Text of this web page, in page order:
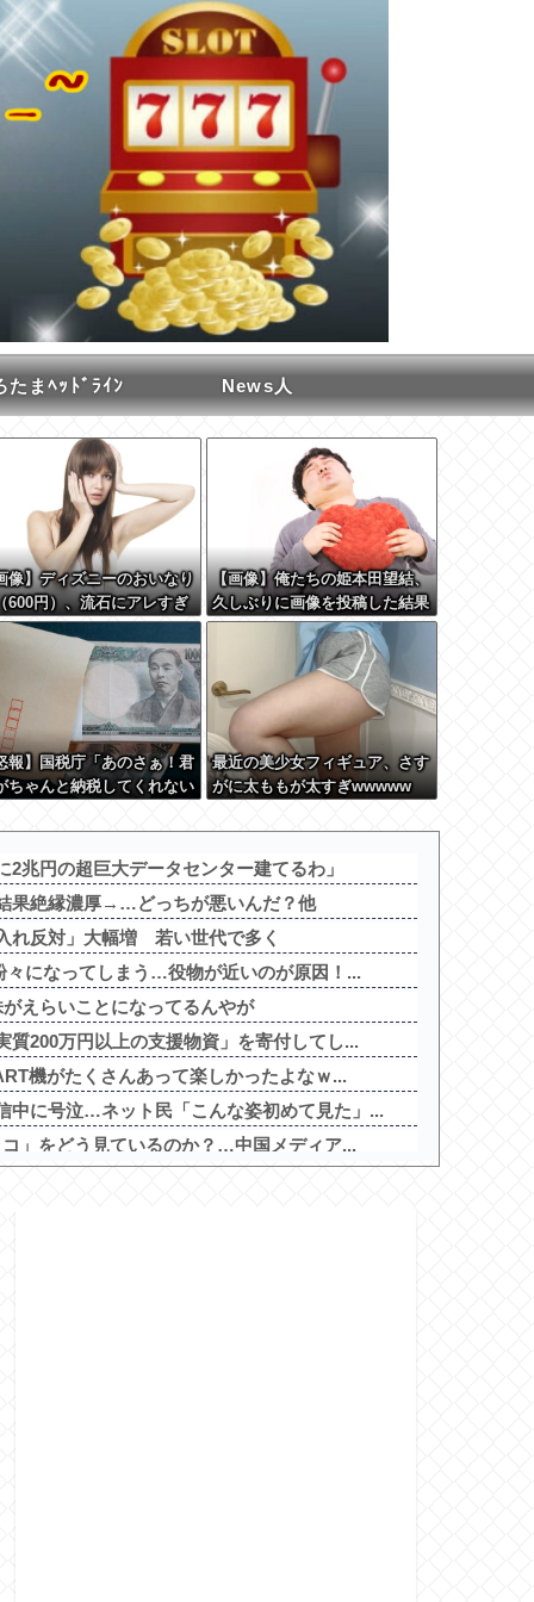
たまﾍｯﾄﾞﾗｲﾝ News人
像】ディズニーのおいなり
600円）、流石にアレすぎ
否両論の大炎上をしてしま
w w w w w w
【画像】俺たちの姫本田望結、
久しぶりに画像を投稿した結果
→やっぱりワイらの姫だったw
w w w w w w w w w
報】国税庁「あのさぁ！君
ちゃんと納税してくれない
！」←これw w w w w w
最近の美少女フィギュア、さす
がに太ももが太すぎwwwww
兆円の超巨大データセンター建てるわ」
果絶縁濃厚→…どっちが悪いんだ？他
れ反対」大幅増 若い世代で多く
々になってしまう…役物が近いのが原因！...
えらいことになってるんやが
質200万円以上の支援物資」を寄付してし...
機がたくさんあって楽しかったよなｗ...
中に号泣…ネット民「こんな姿初めて見た」...
」をどう見ているのか？…中国メディア...